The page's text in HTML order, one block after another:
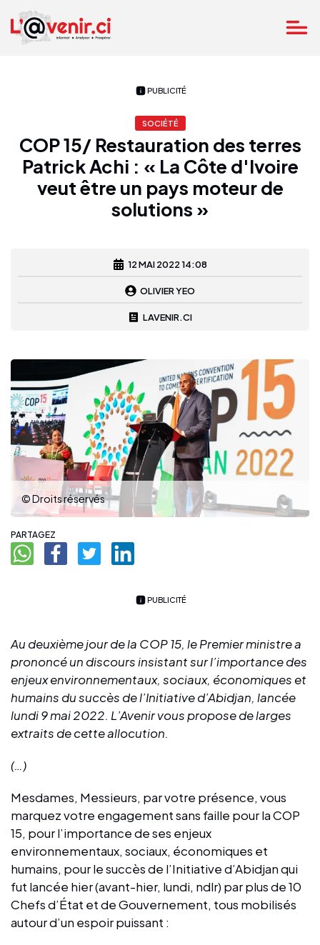
PUBLICITÉ
SOCIÉTÉ
COP 15/ Restauration des terres
Patrick Achi : « La Côte d'Ivoire
veut être un pays moteur de
solutions »
12 MAI 2022 14:08
OLIVIER YEO
LAVENIR.CI
© Droits réservés
PARTAGEZ
PUBLICITÉ
Au deuxième jour de la COP 15, le Premier ministre a
prononcé un discours insistant sur l’importance des
enjeux environnementaux, sociaux, économiques et
humains du succès de l’Initiative d’Abidjan, lancée
lundi 9 mai 2022. L’Avenir vous propose de larges
extraits de cette allocution.
(…)
Mesdames, Messieurs, par votre présence, vous
marquez votre engagement sans faille pour la COP
15, pour l’importance de ses enjeux
environnementaux, sociaux, économiques et
humains, pour le succès de l’Initiative d’Abidjan qui
fut lancée hier (avant-hier, lundi, ndlr) par plus de 10
Chefs d’État et de Gouvernement, tous mobilisés
autour d’un espoir puissant :